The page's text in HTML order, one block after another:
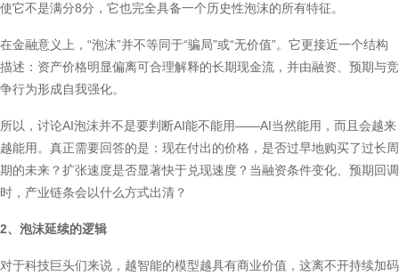
使它不是满分8分，它也完全具备一个历史性泡沫的所有特征。
在金融意义上，“泡沫”并不等同于“骗局”或“无价值”。它更接近一个结构
描述：资产价格明显偏离可合理解释的长期现金流，并由融资、预期与竞
争行为形成自我强化。
所以，讨论AI泡沫并不是要判断AI能不能用——AI当然能用，而且会越来
越能用。真正需要回答的是：现在付出的价格，是否过早地购买了过长周
期的未来？扩张速度是否显著快于兑现速度？当融资条件变化、预期回调
时，产业链条会以什么方式出清？
2、泡沫延续的逻辑
对于科技巨头们来说，越智能的模型越具有商业价值，这离不开持续加码